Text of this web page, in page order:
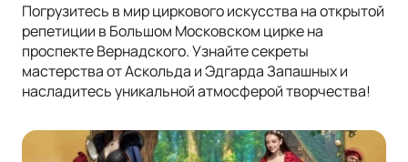
Погрузитесь в мир циркового искусства на открытой
репетиции в Большом Московском цирке на
проспекте Вернадского. Узнайте секреты
мастерства от Аскольда и Эдгарда Запашных и
насладитесь уникальной атмосферой творчества!